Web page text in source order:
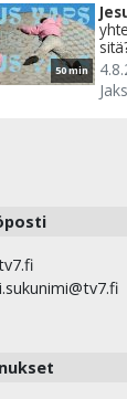
50 min